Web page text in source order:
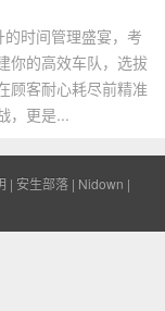
时间管理盛宴，考
你的高效车队，选拔
顾客耐心耗尽前精准
，更是...
| 安生部落 | Nidown |